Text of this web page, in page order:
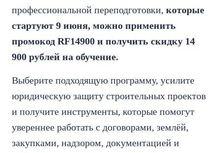
профессиональной переподготовки, которые
стартуют 9 июня, можно применить
промокод RF14900 и получить скидку 14
900 рублей на обучение.
Выберите подходящую программу, усилите
юридическую защиту строительных проектов
и получите инструменты, которые помогут
увереннее работать с договорами, землёй,
закупками, надзором, документацией и